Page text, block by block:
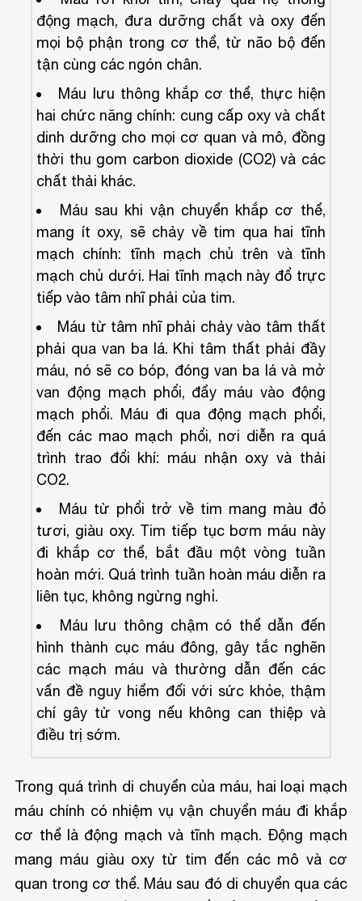
động mạch, đưa dưỡng chất và oxy đến
mọi bộ phận trong cơ thể, từ não bộ đến
tận cùng các ngón chân.
Máu lưu thông khắp cơ thể, thực hiện
hai chức năng chính: cung cấp oxy và chất
dinh dưỡng cho mọi cơ quan và mô, đồng
thời thu gom carbon dioxide (CO2) và các
chất thải khác.
Máu sau khi vận chuyển khắp cơ thể,
mang ít oxy, sẽ chảy về tim qua hai tĩnh
mạch chính: tĩnh mạch chủ trên và tĩnh
mạch chủ dưới. Hai tĩnh mạch này đổ trực
tiếp vào tâm nhĩ phải của tim.
Máu từ tâm nhĩ phải chảy vào tâm thất
phải qua van ba lá. Khi tâm thất phải đầy
máu, nó sẽ co bóp, đóng van ba lá và mở
van động mạch phổi, đẩy máu vào động
mạch phổi. Máu đi qua động mạch phổi,
đến các mao mạch phổi, nơi diễn ra quá
trình trao đổi khí: máu nhận oxy và thải
CO2.
Máu từ phổi trở về tim mang màu đỏ
tươi, giàu oxy. Tim tiếp tục bơm máu này
đi khắp cơ thể, bắt đầu một vòng tuần
hoàn mới. Quá trình tuần hoàn máu diễn ra
liên tục, không ngừng nghỉ.
Máu lưu thông chậm có thể dẫn đến
hình thành cục máu đông, gây tắc nghẽn
các mạch máu và thường dẫn đến các
vấn đề nguy hiểm đối với sức khỏe, thậm
chí gây tử vong nếu không can thiệp và
điều trị sớm.
Trong quá trình di chuyển của máu, hai loại mạch
máu chính có nhiệm vụ vận chuyển máu đi khắp
cơ thể là động mạch và tĩnh mạch. Động mạch
mang máu giàu oxy từ tim đến các mô và cơ
quan trong cơ thể. Máu sau đó di chuyển qua các